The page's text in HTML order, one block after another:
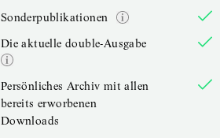
Sonderpublikationen
Die aktuelle double-Ausgabe
Persönliches Archiv mit allen
bereits erworbenen
Downloads